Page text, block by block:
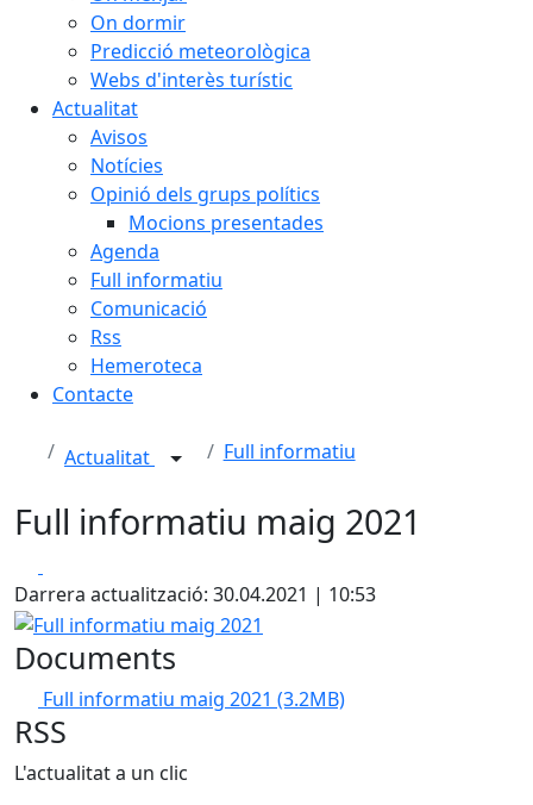
On dormir
Predicció meteorològica
Webs d'interès turístic
Actualitat
Avisos
Notícies
Opinió dels grups polítics
Mocions presentades
Agenda
Full informatiu
Comunicació
Rss
Hemeroteca
Contacte
Actualitat Full informatiu
Full informatiu maig 2021
Darrera actualització: 30.04.2021 | 10:53
Full informatiu maig 2021
Documents
Full informatiu maig 2021 (3.2MB)
RSS
L'actualitat a un clic